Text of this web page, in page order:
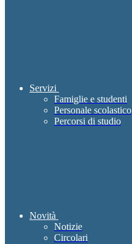
Servizi
Famiglie e studenti
Personale scolastico
Percorsi di studio
Novità
Notizie
Circolari